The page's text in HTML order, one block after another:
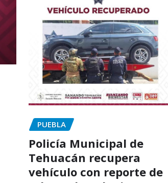
PUEBLA
Policía Municipal de
Tehuacán recupera
vehículo con reporte de